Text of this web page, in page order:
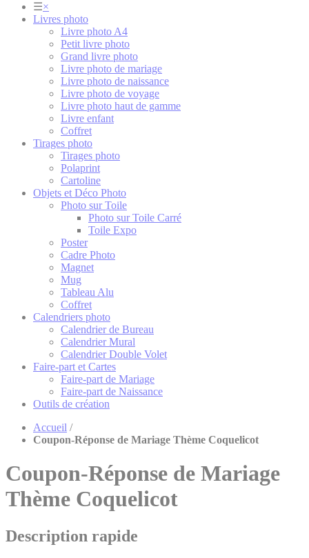
☰×
Livres photo
Livre photo A4
Petit livre photo
Grand livre photo
Livre photo de mariage
Livre photo de naissance
Livre photo de voyage
Livre photo haut de gamme
Livre enfant
Coffret
Tirages photo
Tirages photo
Polaprint
Cartoline
Objets et Déco Photo
Photo sur Toile
Photo sur Toile Carré
Toile Expo
Poster
Cadre Photo
Magnet
Mug
Tableau Alu
Coffret
Calendriers photo
Calendrier de Bureau
Calendrier Mural
Calendrier Double Volet
Faire-part et Cartes
Faire-part de Mariage
Faire-part de Naissance
Outils de création
Accueil /
Coupon-Réponse de Mariage Thème Coquelicot
Coupon-Réponse de Mariage
Thème Coquelicot
Description rapide